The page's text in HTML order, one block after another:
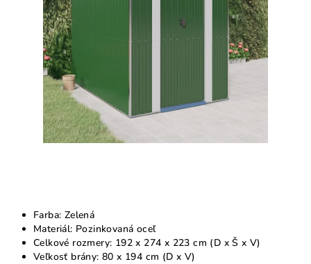
Farba: Zelená
Materiál: Pozinkovaná oceľ
Celkové rozmery: 192 x 274 x 223 cm (D x Š x V)
Veľkosť brány: 80 x 194 cm (D x V)